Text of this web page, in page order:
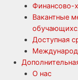
Финансово-
Вакантные
Доступная
О нас